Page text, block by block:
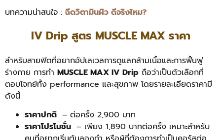
บทความน่าสนใจ : ฉีดวิตามินผิว ดีจริงไหม?
IV Drip สูตร MUSCLE MAX ราคา
สำหรับสายฟิตที่อยากอัปเลเวลการดูแลกล้ามเนื้อและการฟื้นฟู
ร่างกาย การทำ MUSCLE MAX IV Drip ถือว่าเป็นตัวเลือกที่
ตอบโจทย์ทั้ง performance และสุขภาพ โดยรายละเอียดราคามี
ดังนี้
ราคาปกติ – ต่อครั้ง 2,900 บาท
ราคาโปรโมชั่น – เพียง 1,890 บาทต่อครั้ง เหมาะสำหรับ